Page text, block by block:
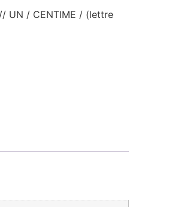
// UN / CENTIME / (lettre